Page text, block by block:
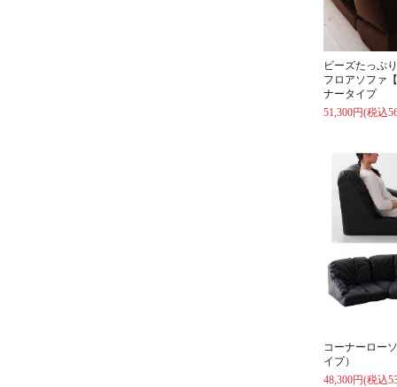
ビーズたっぷ
フロアソファ
ナータイプ
51,300円(税込
コーナーロー
イプ）
48,300円(税込